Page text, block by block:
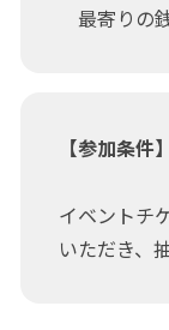
最寄りの
【参加条件
イベントチ
いただき、